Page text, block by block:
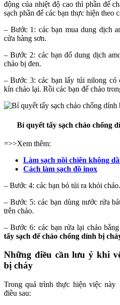
động của nhiệt độ cao thì phần đế
sạch phần đế các bạn thực hiện theo
– Bước 1: các bạn mua dung dịch
cửa hàng sơn.
– Bước 2: các bạn đổ dung dịch
chảo bị đen.
– Bước 3: các bạn lấy túi nilong có
kín chảo lại. Rồi các bạn để chảo
Bí quyết tẩy sạch chảo chống
=>>Xem thêm:
Làm sạch nồi chiên không
Cách làm sạch đồ inox
– Bước 4: các bạn bỏ tủi ra khỏi cháo.
– Bước 5: các bạn dùng nước rửa
trên chảo.
– Bước 6: các bạn rửa lại chảo
tẩy sạch đế chảo chống dính bị
Những điều cần lưu ý khi
bị cháy
Trong quá trình thực hiện việc này
điều sau: